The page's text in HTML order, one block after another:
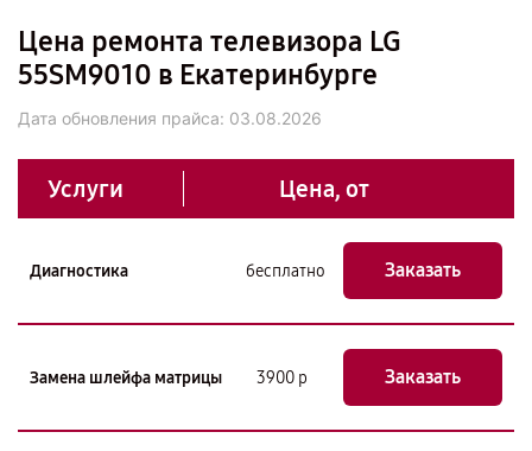
Цена ремонта телевизора LG
55SM9010 в Екатеринбурге
Дата обновления прайса: 03.08.2026
Услуги Цена, от
Диагностика бесплатно Заказать
Замена шлейфа матрицы 3900 р Заказать